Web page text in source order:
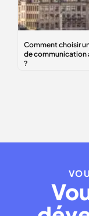
une agence